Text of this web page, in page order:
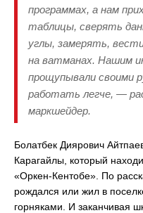
программах, а нам
таблицы, сверять
углы, замерять,
на ватманах. Нашим
прощупывали своими
работать легче, —
маркшейдер.
Болатбек Диярович
Карагайлы, который
«Оркен-Кентобе». По
рождался или жил в
горняками. И заканчивая